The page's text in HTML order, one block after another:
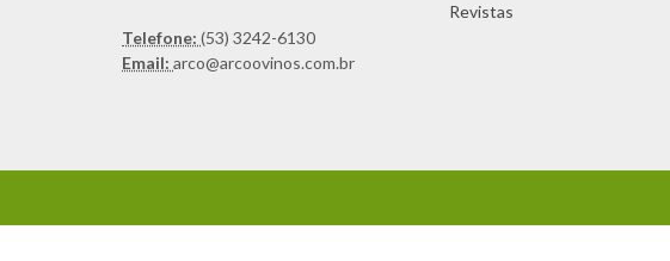
Telefone: (53) 3242-6130
Email: arco@arcoovinos.com.br
Revistas